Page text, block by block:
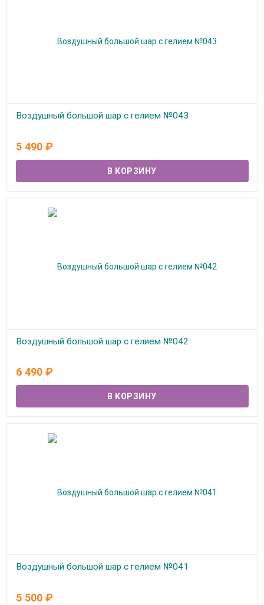
Воздушный большой шар с гелием №043
5 490 ₽
Воздушный большой шар с гелием №042
6 490 ₽
Воздушный большой шар с гелием №041
5 500 ₽